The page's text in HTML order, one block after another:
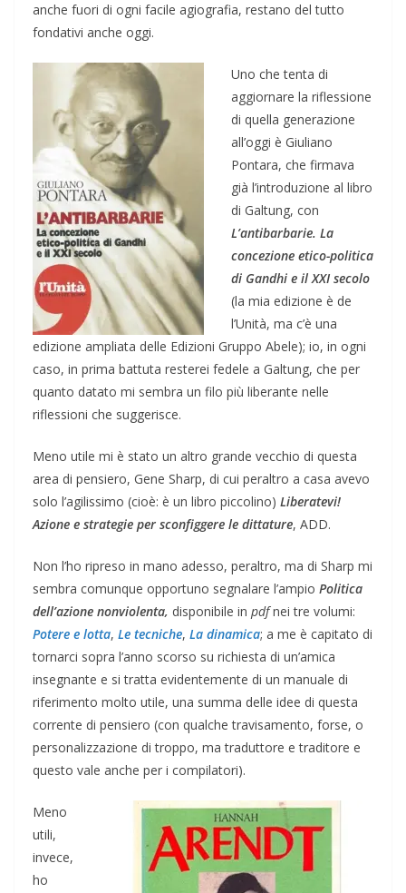
anche fuori di ogni facile agiografia, restano del tutto
fondativi anche oggi.
Uno che tenta di
aggiornare la riflessione
di quella generazione
all’oggi è Giuliano
Pontara, che firmava
già l’introduzione al libro
di Galtung, con
L’antibarbarie. La
concezione etico-politica
di Gandhi e il XXI secolo
(la mia edizione è de
l’Unità, ma c’è una
edizione ampliata delle Edizioni Gruppo Abele); io, in ogni
caso, in prima battuta resterei fedele a Galtung, che per
quanto datato mi sembra un filo più liberante nelle
riflessioni che suggerisce.
Meno utile mi è stato un altro grande vecchio di questa
area di pensiero, Gene Sharp, di cui peraltro a casa avevo
solo l’agilissimo (cioè: è un libro piccolino) Liberatevi!
Azione e strategie per sconfiggere le dittature, ADD.
Non l’ho ripreso in mano adesso, peraltro, ma di Sharp mi
sembra comunque opportuno segnalare l’ampio Politica
dell’azione nonviolenta, disponibile in pdfnei tre volumi:
Potere e lotta, Le tecniche, La dinamica; a me è capitato di
tornarci sopra l’anno scorso su richiesta di un’amica
insegnante e si tratta evidentemente di un manuale di
riferimento molto utile, una summa delle idee di questa
corrente di pensiero (con qualche travisamento, forse, o
personalizzazione di troppo, ma traduttore e traditore e
questo vale anche per i compilatori).
Meno
utili,
invece,
ho